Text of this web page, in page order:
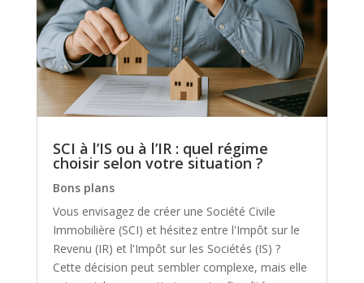
SCI à l’IS ou à l’IR : quel régime
choisir selon votre situation ?
Bons plans
Vous envisagez de créer une Société Civile
Immobilière (SCI) et hésitez entre l'Impôt sur le
Revenu (IR) et l'Impôt sur les Sociétés (IS) ?
Cette décision peut sembler complexe, mais elle